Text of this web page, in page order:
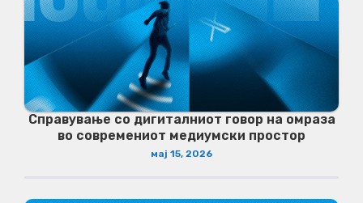
Справување со дигиталниот говор на омраза
во современиот медиумски простор
мај 15, 2026